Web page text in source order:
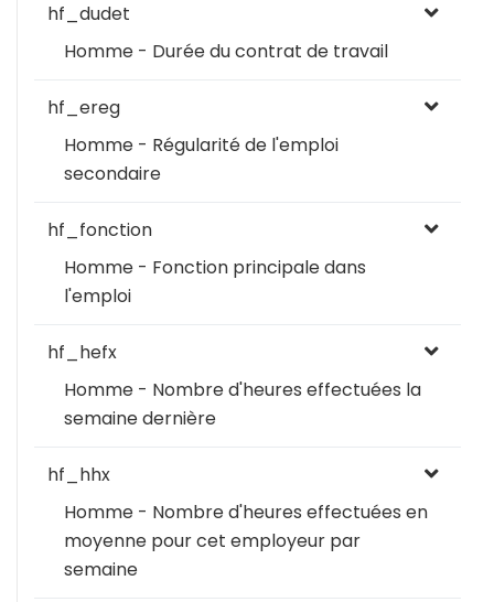
hf_dudet
Homme - Durée du contrat de travail
hf_ereg
Homme - Régularité de l'emploi
secondaire
hf_fonction
Homme - Fonction principale dans
l'emploi
hf_hefx
Homme - Nombre d'heures effectuées la
semaine dernière
hf_hhx
Homme - Nombre d'heures effectuées en
moyenne pour cet employeur par
semaine